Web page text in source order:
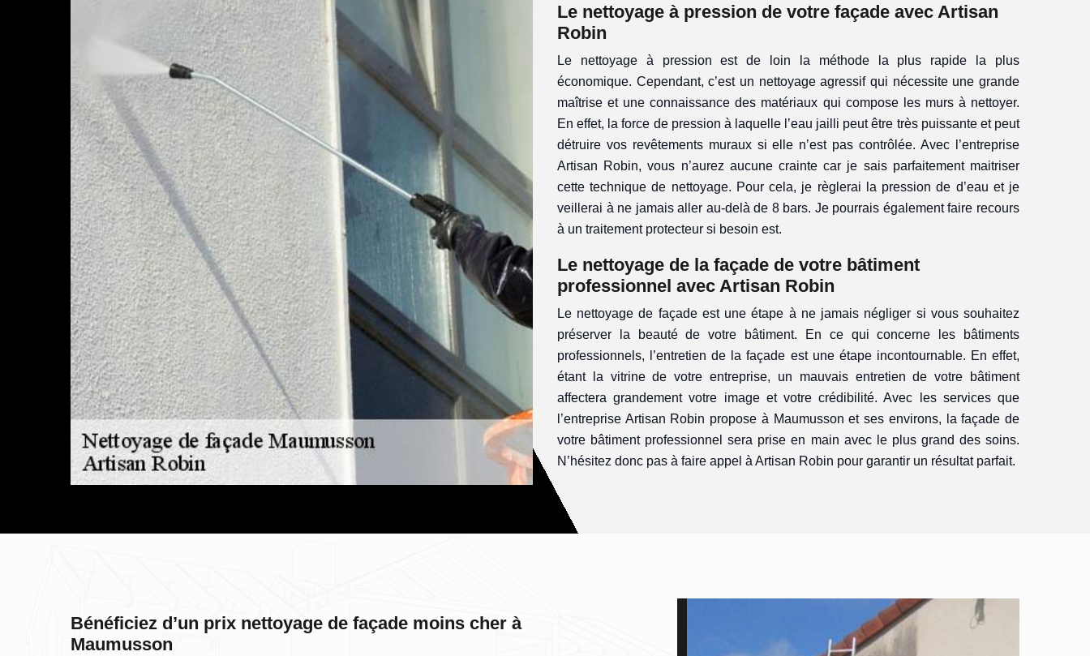
Le nettoyage à pression de votre façade avec Artisan
Robin
Le nettoyage à pression est de loin la méthode la plus rapide la plus
économique. Cependant, c’est un nettoyage agressif qui nécessite une grande
maîtrise et une connaissance des matériaux qui compose les murs à nettoyer.
En effet, la force de pression à laquelle l’eau jailli peut être très puissante et peut
détruire vos revêtements muraux si elle n’est pas contrôlée. Avec l’entreprise
Artisan Robin, vous n’aurez aucune crainte car je sais parfaitement maitriser
cette technique de nettoyage. Pour cela, je règlerai la pression de d’eau et je
veillerai à ne jamais aller au-delà de 8 bars. Je pourrais également faire recours
à un traitement protecteur si besoin est.
Le nettoyage de la façade de votre bâtiment
professionnel avec Artisan Robin
Le nettoyage de façade est une étape à ne jamais négliger si vous souhaitez
préserver la beauté de votre bâtiment. En ce qui concerne les bâtiments
professionnels, l’entretien de la façade est une étape incontournable. En effet,
étant la vitrine de votre entreprise, un mauvais entretien de votre bâtiment
affectera grandement votre image et votre crédibilité. Avec les services que
l’entreprise Artisan Robin propose à Maumusson et ses environs, la façade de
votre bâtiment professionnel sera prise en main avec le plus grand des soins.
N’hésitez donc pas à faire appel à Artisan Robin pour garantir un résultat parfait.
Bénéficiez d’un prix nettoyage de façade moins cher à
Maumusson